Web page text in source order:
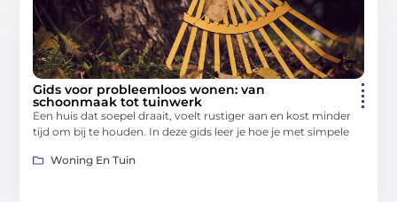
Gids voor probleemloos wonen: van
schoonmaak tot tuinwerk
Een huis dat soepel draait, voelt rustiger aan en kost minder
tijd om bij te houden. In deze gids leer je hoe je met simpele
Woning En Tuin